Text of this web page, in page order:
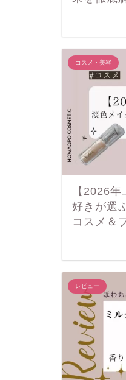
コスメ・美容
【2026
好きが選
コスメ＆
レビュー